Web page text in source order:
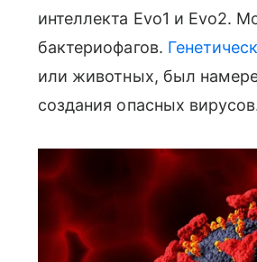
интеллекта Evo1 и Evo2.
бактериофагов.
или животных, был
создания опасных